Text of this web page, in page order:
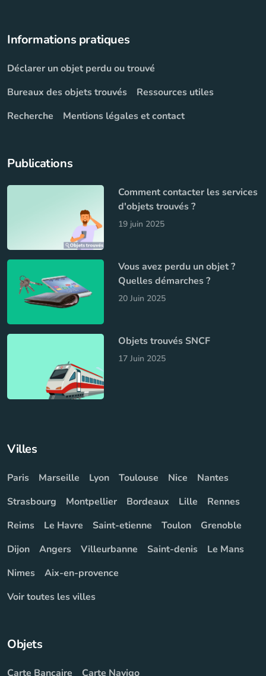
Informations pratiques
Déclarer un objet perdu ou trouvé
Bureaux des objets trouvés
Ressources utiles
Recherche
Mentions légales et contact
Publications
Comment contacter les services
d'objets trouvés ?
19 juin 2025
Vous avez perdu un objet ?
Quelles démarches ?
20 Juin 2025
Objets trouvés SNCF
17 Juin 2025
Villes
Paris Marseille Lyon Toulouse Nice
Nantes
Strasbourg
Montpellier Bordeaux Lille
Rennes
Reims
Le Havre Saint-etienne Toulon
Grenoble
Dijon
Angers Villeurbanne Saint-denis
Le Mans
Nimes
Aix-en-provence
Voir toutes les villes
Objets
Carte Bancaire Carte Navigo